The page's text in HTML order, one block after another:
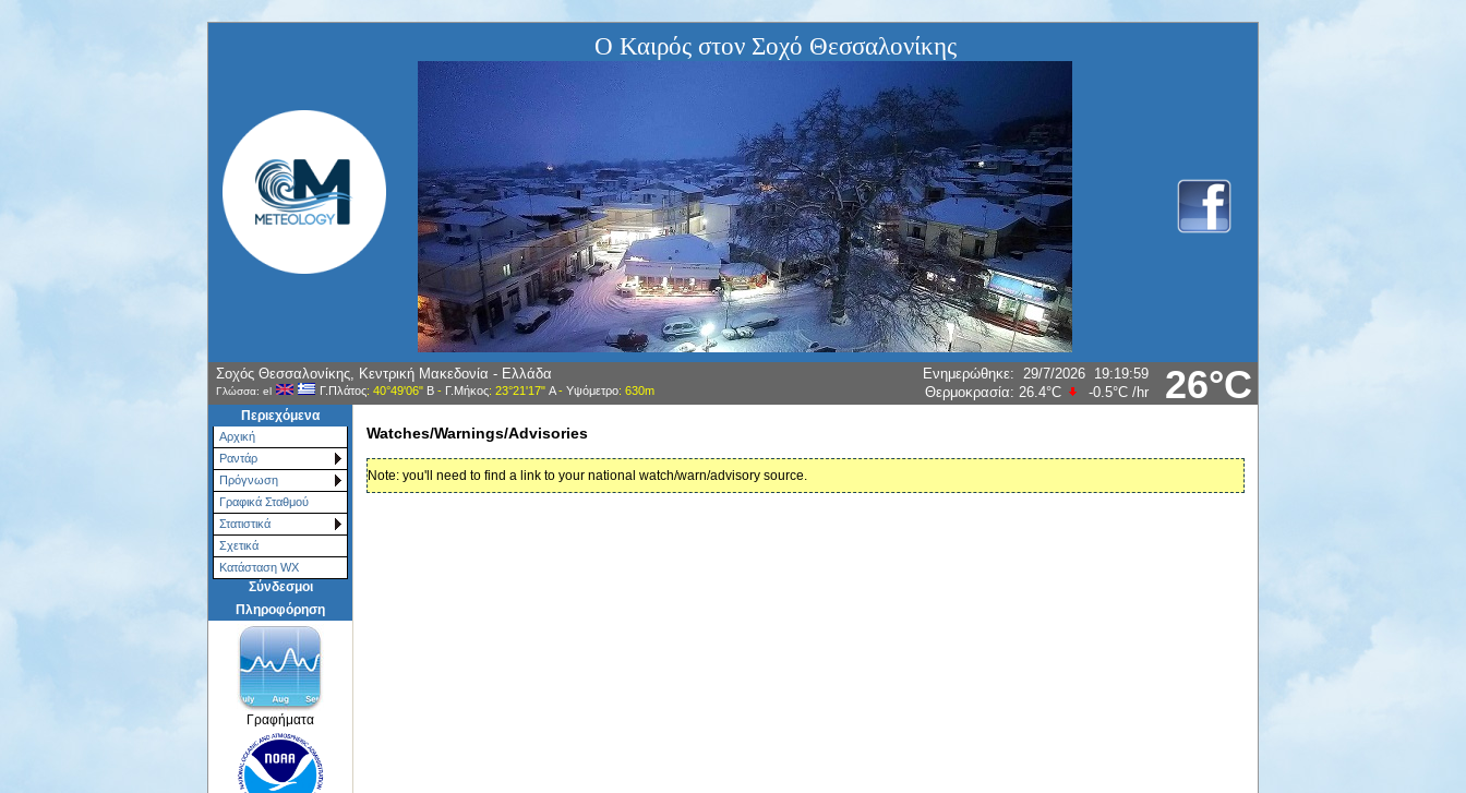
Ο Καιρός στον Σοχό Θεσσαλονίκης
26°C
Σοχός Θεσσαλονίκης, Κεντρική Μακεδονία - Ελλάδα
Γλώσσα: el Γ.Πλάτος: 40°49'06" Β- Γ.Μήκος: 23°21'17" Α- Υψόμετρο: 630m
Ενημερώθηκε: 29/7/2026 19:19:59
Θερμοκρασία: 26.4°C -0.5°C /hr
Περιεχόμενα
Αρχική
Ραντάρ
Πρόγνωση
Γραφικά Σταθμού
Στατιστικά
Σχετικά
Κατάσταση WX
Σύνδεσμοι
Πληροφόρηση
Γραφήματα
Watches/Warnings/Advisories
Note: you'll need to find a link to your national watch/warn/advisory source.